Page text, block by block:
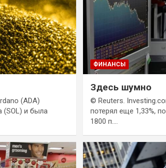
(ADA)
(SOL) и была
ФИНАНСЫ
Здесь шумно
© Reuters.
потерял еще 1,33%,
1800 п.…